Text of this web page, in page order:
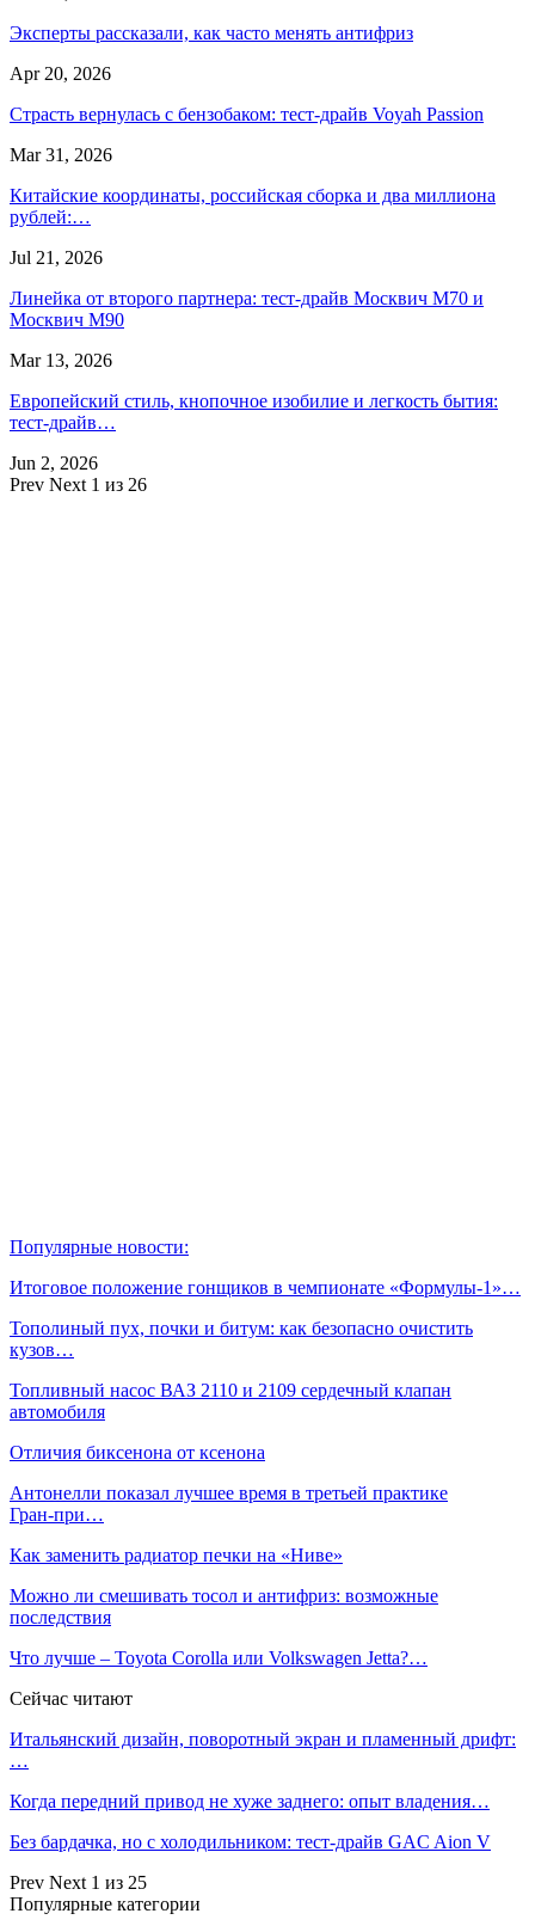
Эксперты рассказали, как часто менять антифриз
Apr 20, 2026
Страсть вернулась с бензобаком: тест-драйв Voyah Passion
Mar 31, 2026
Китайские координаты, российская сборка и два миллиона
рублей:…
Jul 21, 2026
Линейка от второго партнера: тест-драйв Москвич М70 и
Москвич М90
Mar 13, 2026
Европейский стиль, кнопочное изобилие и легкость бытия:
тест-драйв…
Jun 2, 2026
Prev Next 1 из 26
Популярные новости:
Итоговое положение гонщиков в чемпионате «Формулы‑1»…
Тополиный пух, почки и битум: как безопасно очистить
кузов…
Топливный насос ВАЗ 2110 и 2109 сердечный клапан
автомобиля
Отличия биксенона от ксенона
Антонелли показал лучшее время в третьей практике
Гран‑при…
Как заменить радиатор печки на «Ниве»
Можно ли смешивать тосол и антифриз: возможные
последствия
Что лучше – Toyota Corolla или Volkswagen Jetta?…
Сейчас читают
Итальянский дизайн, поворотный экран и пламенный дрифт:
…
Когда передний привод не хуже заднего: опыт владения…
Без бардачка, но с холодильником: тест-драйв GAC Aion V
Prev Next 1 из 25
Популярные категории